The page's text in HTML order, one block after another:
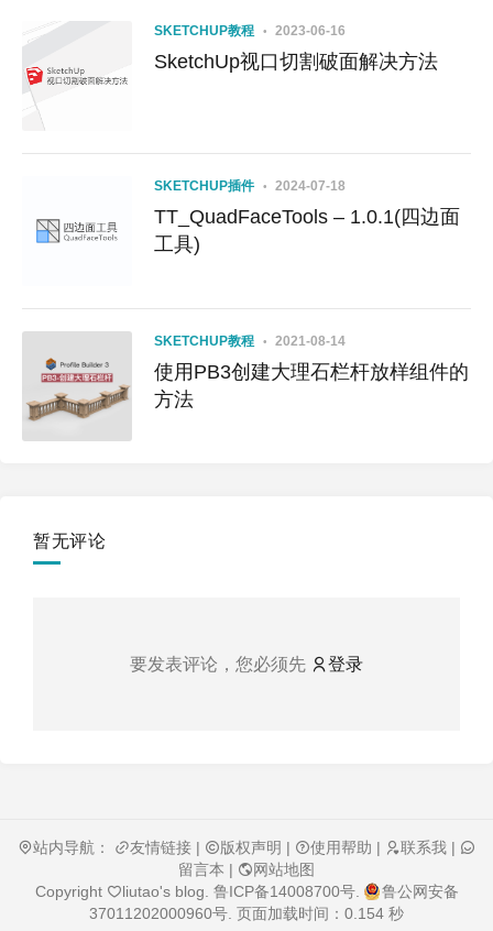
SKETCHUP教程 2023-06-16
SketchUp视口切割破面解决方法
SKETCHUP插件 2024-07-18
TT_QuadFaceTools – 1.0.1(四边面
工具)
SKETCHUP教程 2021-08-14
使用PB3创建大理石栏杆放样组件的
方法
暂无评论
要发表评论，您必须先 登录
站内导航： 友情链接 | 版权声明 | 使用帮助 | 联系我 |
留言本 |
网站地图
Copyright
liutao's blog 鲁ICP备14008700号.
鲁公网安备
37011202000960号 . 页面加载时间：0.154 秒